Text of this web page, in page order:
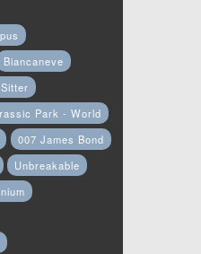
Biancaneve
Park - World
007 James Bond
Unbreakable